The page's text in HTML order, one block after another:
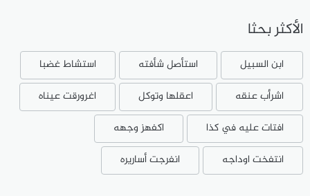
الأكثر بحثا
ابن السبيل استأصل شأفته
استشاط غضبا
اشرأب عنقه
اعقلها وتوكل
اغرورقت عيناه
افتات عليه في كذا
اكفهز وجهه
انتفخت اوداجه
انفرجت أساريره